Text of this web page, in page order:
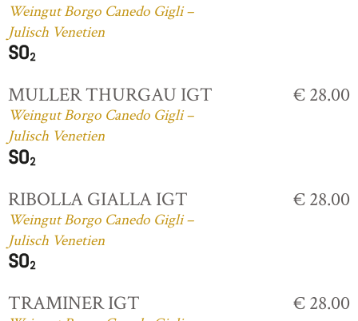
Weingut Borgo Canedo Gigli –
Julisch Venetien
MULLER THURGAU IGT
Weingut Borgo Canedo Gigli –
Julisch Venetien
€ 28.00
RIBOLLA GIALLA IGT
Weingut Borgo Canedo Gigli –
Julisch Venetien
€ 28.00
TRAMINER IGT € 28.00